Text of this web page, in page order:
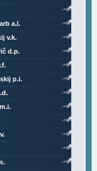
a.l.
v.k.
d.p.
p.i.